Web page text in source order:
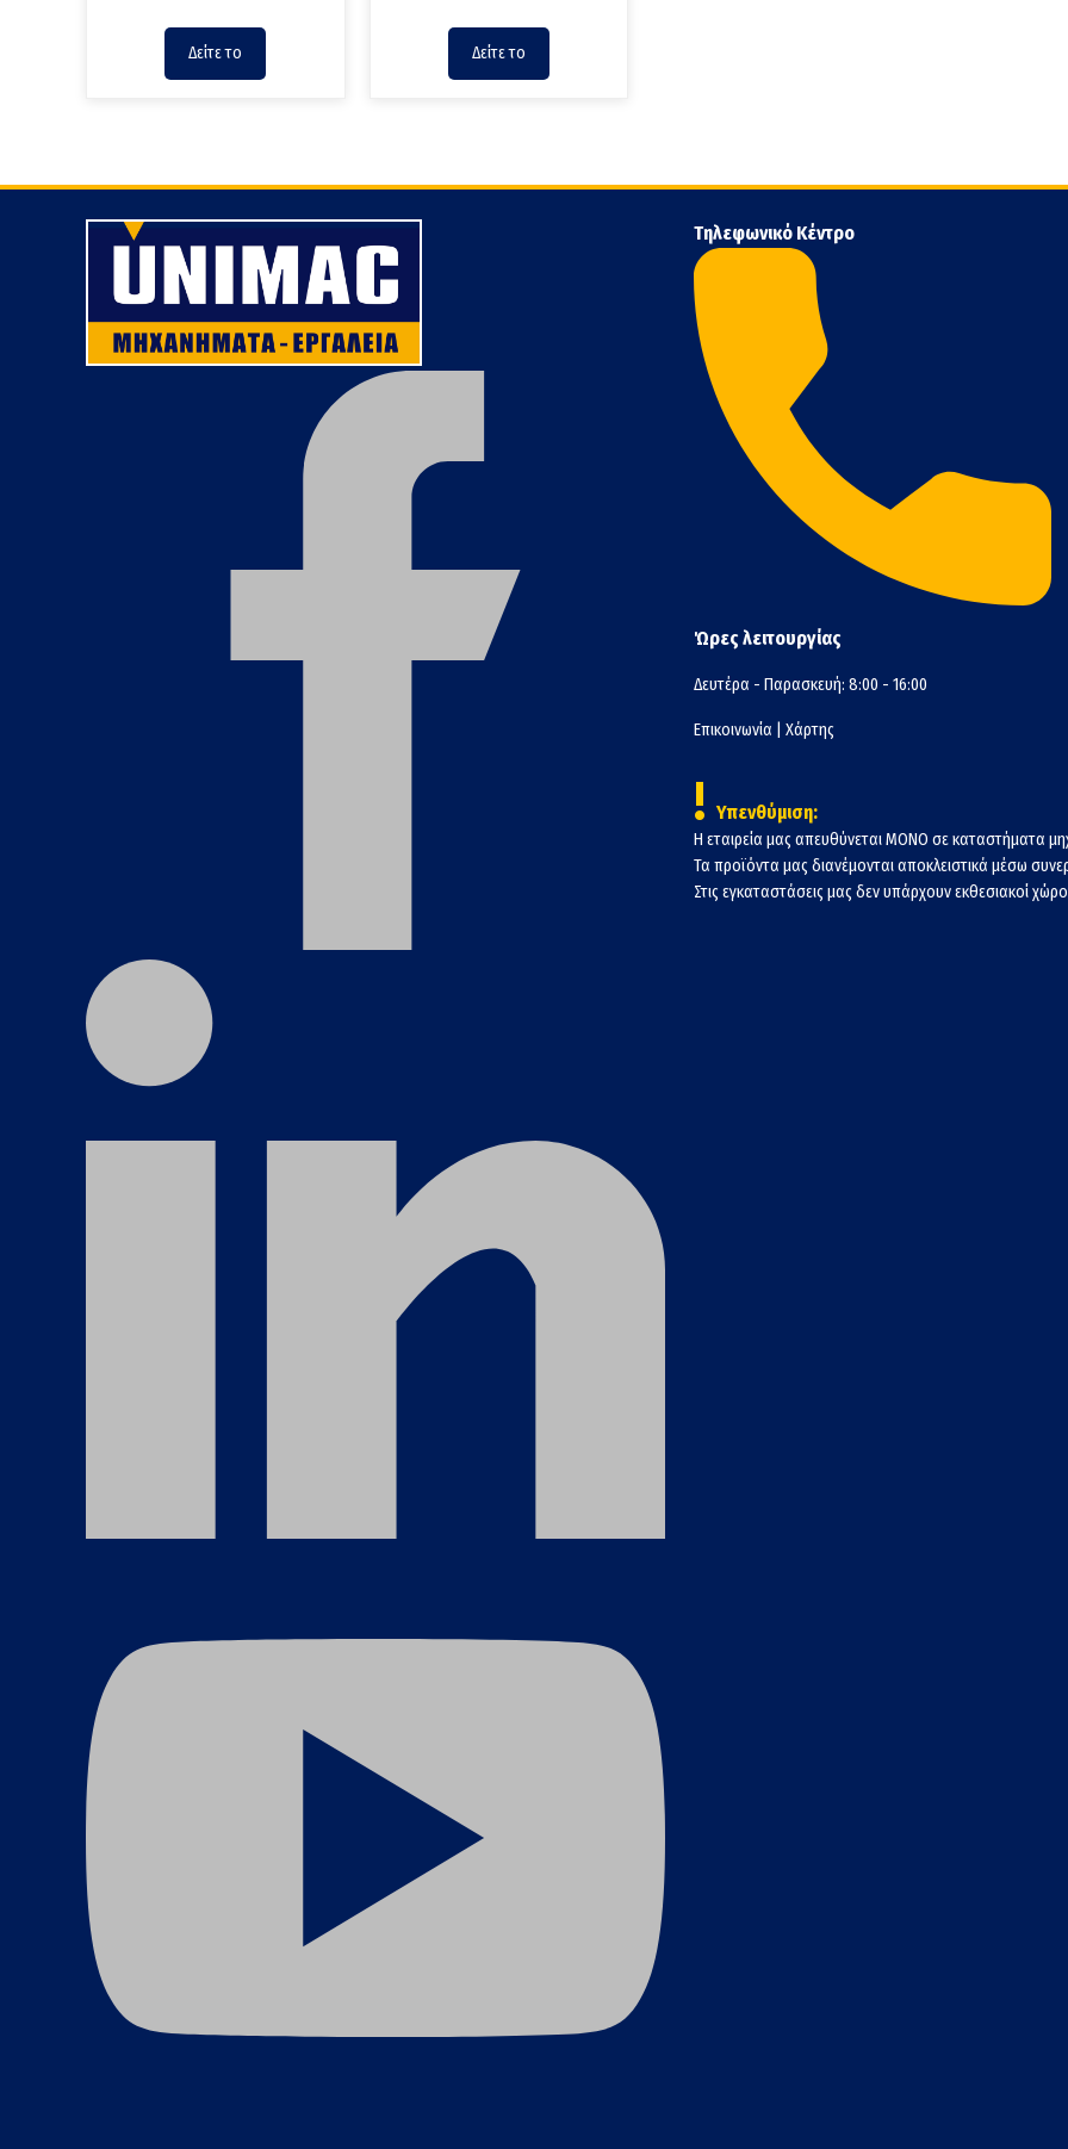
Δείτε το Δείτε το
Τηλεφωνικό Κέντρο
Ώρες λειτουργίας
Δευτέρα - Παρασκευή: 8:00 - 16:00
Επικοινωνία Χάρτης
! Υπενθύμιση:
Η εταιρεία μας απευθύνεται ΜΟΝΟ σε καταστήματα
Τα προϊόντα μας διανέμονται αποκλειστικά μέσω
Στις εγκαταστάσεις μας δεν υπάρχουν εκθεσιακοί